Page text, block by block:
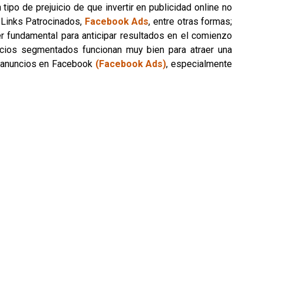
de prejuicio de que invertir en publicidad online no
Patrocinados, Facebook Ads, entre otras formas;
para anticipar resultados en el comienzo
segmentados funcionan muy bien para atraer una
en Facebook (Facebook Ads), especialmente